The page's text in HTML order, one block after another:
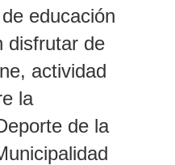
educación
disfrutar de
actividad
la
de la